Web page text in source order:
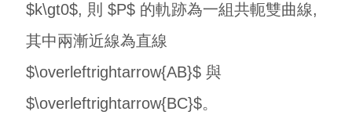
$k\gt0$, 則 $P$ 的軌跡為一組共軛雙曲線,
其中兩漸近線為直線
$\overleftrightarrow{AB}$ 與
$\overleftrightarrow{BC}$。